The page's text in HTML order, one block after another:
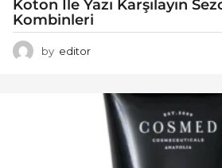
Koton İle Yazı Karşılayın
Kombinleri
by editor